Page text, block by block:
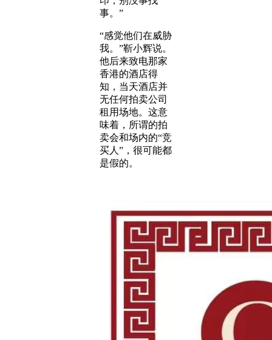
事。”
“感觉他们在威胁
我。”靳小辉说。
他后来致电那家
香港的酒店得
知，当天酒店并
无任何拍卖公司
租用场地。这意
味着，所谓的拍
卖会和场内的“竞
买人”，很可能都
是假的。